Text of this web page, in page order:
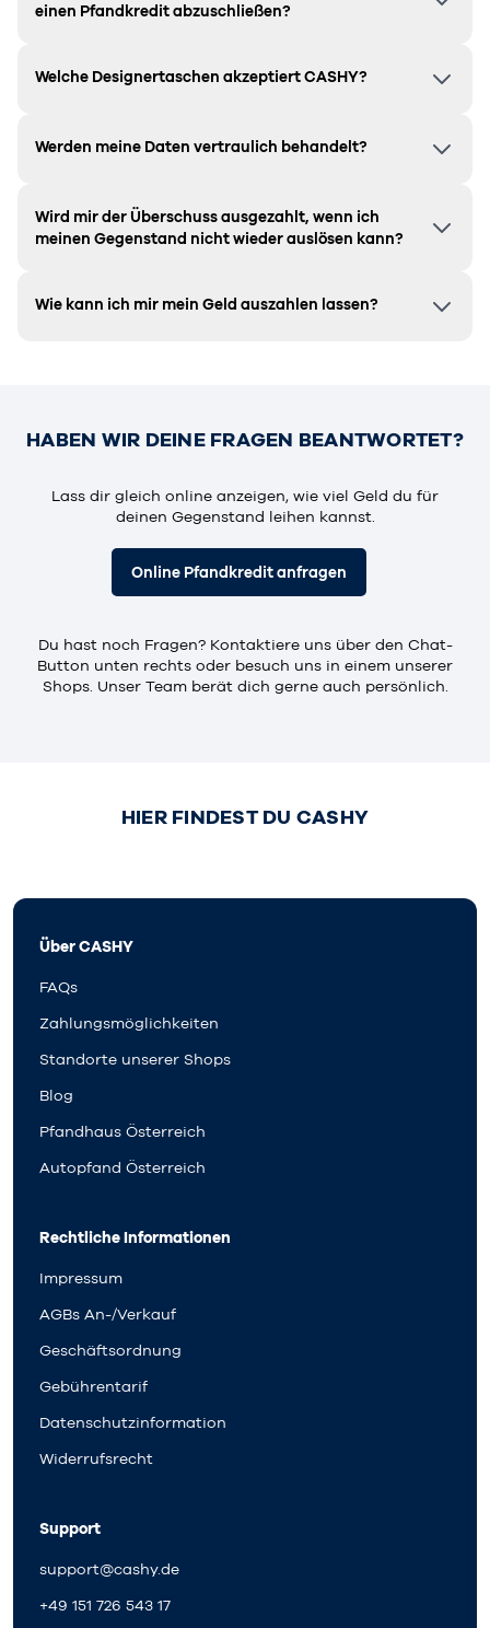
einen Pfandkredit abzuschließen?
Welche Designertaschen akzeptiert CASHY?
Werden meine Daten vertraulich behandelt?
Wird mir der Überschuss ausgezahlt, wenn ich
meinen Gegenstand nicht wieder auslösen kann?
Wie kann ich mir mein Geld auszahlen lassen?
HABEN WIR DEINE FRAGEN BEANTWORTET?
Lass dir gleich online anzeigen, wie viel Geld du für
deinen Gegenstand leihen kannst.
Online Pfandkredit anfragen
Du hast noch Fragen? Kontaktiere uns über den Chat-
Button unten rechts oder besuch uns in einem unserer
Shops. Unser Team berät dich gerne auch persönlich.
HIER FINDEST DU CASHY
Über CASHY
FAQs
Zahlungsmöglichkeiten
Standorte unserer Shops
Blog
Pfandhaus Österreich
Autopfand Österreich
Rechtliche Informationen
Impressum
AGBs An-/Verkauf
Geschäftsordnung
Gebührentarif
Datenschutzinformation
Widerrufsrecht
Support
support@cashy.de
+49 151 726 543 17